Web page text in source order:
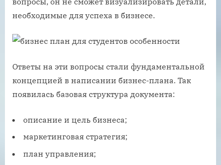
необходимые для успеха в бизнесе.
Ответы на эти вопросы стали фундаментальной
концепцией в написании бизнес-плана. Так
появилась базовая структура документа:
описание и цель бизнеса;
маркетинговая стратегия;
план управления;